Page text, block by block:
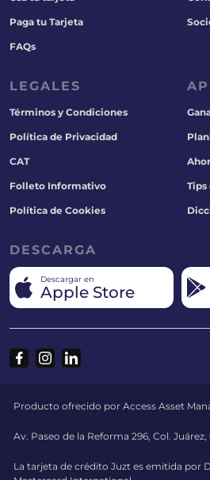
Paga tu Tarjeta
FAQs
LEGALES
Términos y Condiciones
Política de Privacidad
CAT
Folleto Informativo
Política de Cookies
DESCARGA
Descargar en
Apple Store
Producto ofrecido por Access Asset
Av. Paseo de la Reforma 296, Col.
La tarjeta de crédito Juzt es emitida por